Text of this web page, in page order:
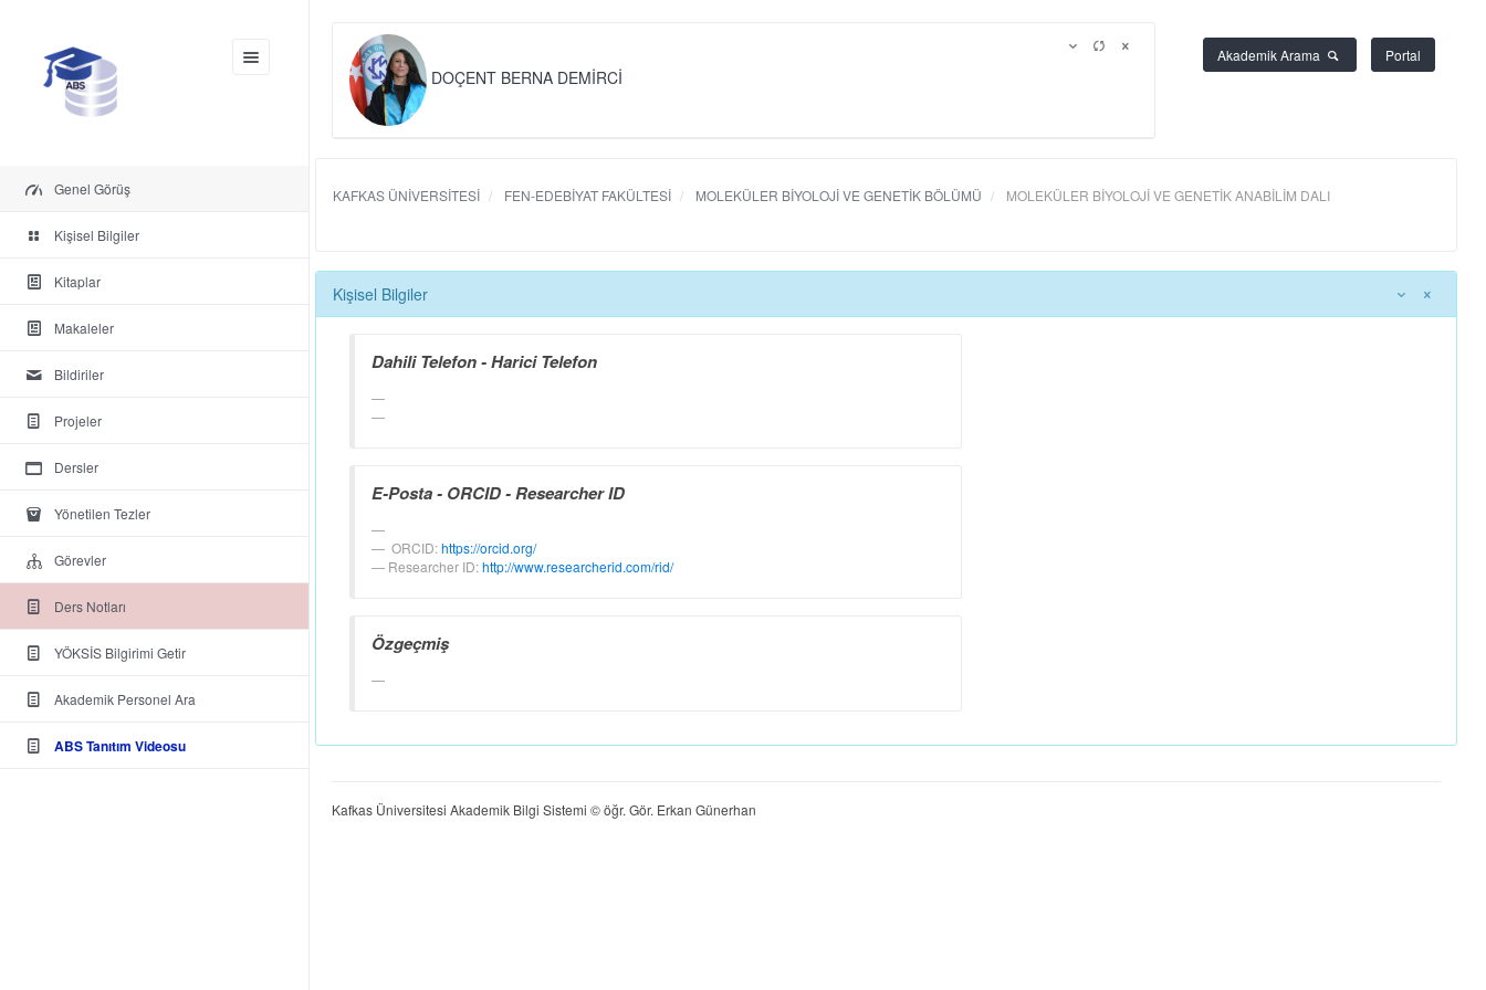
Genel Görüş
Kişisel Bilgiler
Kitaplar
Makaleler
Bildiriler
Projeler
Dersler
Yönetilen Tezler
Görevler
Ders Notları
YÖKSİS Bilgirimi Getir
Akademik Personel Ara
ABS Tanıtım Videosu
DOÇENT BERNA DEMİRCİ
Akademik Arama Portal
KAFKAS ÜNİVERSİTESİ FEN-EDEBİYAT FAKÜLTESİ MOLEKÜLER BİYOLOJİ VE GENETİK BÖLÜMÜ MOLEKÜLER BİYOLOJİ VE GENETİK ANABİLİM DALI
Kişisel Bilgiler
Dahili Telefon - Harici Telefon
E-Posta - ORCID - Researcher ID
ORCID:https://orcid.org/
Researcher ID:http://www.researcherid.com/rid/
Özgeçmiş
Kafkas Üniversitesi Akademik Bilgi Sistemi © öğr. Gör. Erkan Günerhan